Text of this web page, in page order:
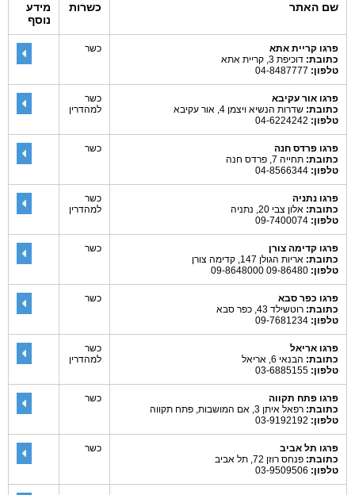
שם האתר כשרות
מידע
נוסף
פרגו קריית אתא
כתובת: דוכיפת 3, קריית אתא
טלפון:
כשר
פרגו אור עקיבא
כתובת: שדרות הנשיא ויצמן 4, אור עקיבא
טלפון:
כשר
למהדרין
פרגו פרדס חנה
כתובת: תחייה 7, פרדס חנה
טלפון:
כשר
פרגו נתניה
כתובת: אלון צבי 20, נתניה
טלפון:
כשר
למהדרין
פרגו קדימה צורן
כתובת: אריות הגולן 147, קדימה צורן
טלפון:
כשר
פרגו כפר סבא
כתובת: רוטשילד 43, כפר סבא
טלפון:
כשר
פרגו אריאל
כתובת: הבנאי 6, אריאל
טלפון:
כשר
למהדרין
פרגו פתח תקווה
כתובת: רפאל איתן 3, אם המושבות, פתח תקווה
טלפון:
כשר
פרגו תל אביב
כתובת: פנחס רוזן 72, תל אביב
טלפון:
כשר